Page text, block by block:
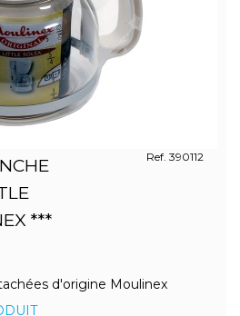
***
Ref. 390112
d'origine Moulinex